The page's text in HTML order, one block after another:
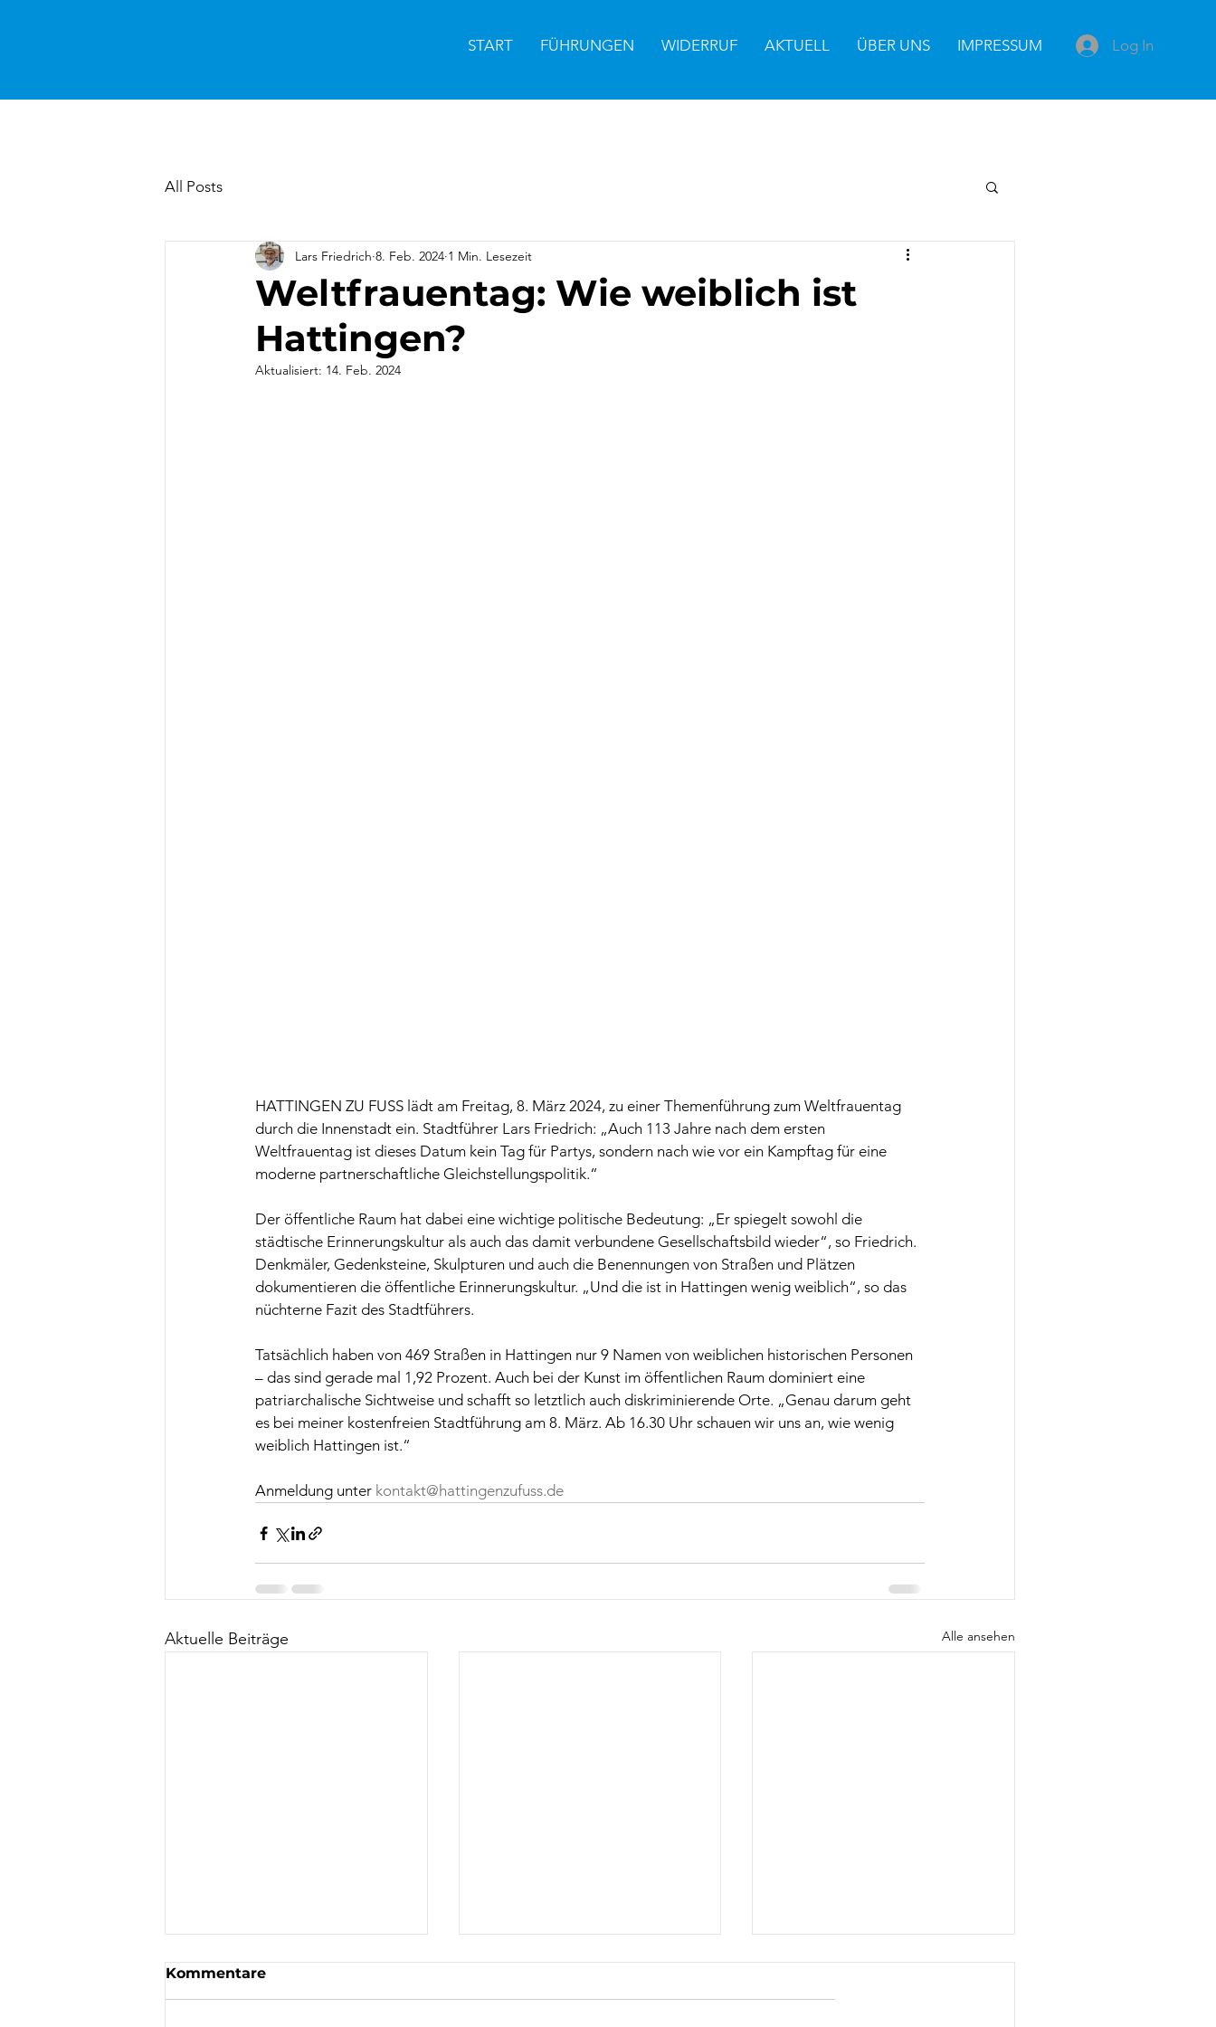
START FÜHRUNGEN WIDERRUF AKTUELL ÜBER UNS IMPRESSUM Log In
All Posts
Weltfrauentag: Wie weiblich ist
Hattingen?
Lars Friedrich 8. Feb. 2024 1 Min. Lesezeit
Aktualisiert: 14. Feb. 2024
HATTINGEN ZU FUSS lädt am Freitag, 8. März 2024, zu einer Themenführung zum Weltfrauentag
durch die Innenstadt ein. Stadtführer Lars Friedrich: „Auch 113 Jahre nach dem ersten
Weltfrauentag ist dieses Datum kein Tag für Partys, sondern nach wie vor ein Kampftag für eine
moderne partnerschaftliche Gleichstellungspolitik.“
Der öffentliche Raum hat dabei eine wichtige politische Bedeutung: „Er spiegelt sowohl die
städtische Erinnerungskultur als auch das damit verbundene Gesellschaftsbild wieder“, so Friedrich.
Denkmäler, Gedenksteine, Skulpturen und auch die Benennungen von Straßen und Plätzen
dokumentieren die öffentliche Erinnerungskultur. „Und die ist in Hattingen wenig weiblich“, so das
nüchterne Fazit des Stadtführers.
Tatsächlich haben von 469 Straßen in Hattingen nur 9 Namen von weiblichen historischen Personen
– das sind gerade mal 1,92 Prozent. Auch bei der Kunst im öffentlichen Raum dominiert eine
patriarchalische Sichtweise und schafft so letztlich auch diskriminierende Orte. „Genau darum geht
es bei meiner kostenfreien Stadtführung am 8. März. Ab 16.30 Uhr schauen wir uns an, wie wenig
weiblich Hattingen ist.“
Anmeldung unter kontakt@hattingenzufuss.de
Aktuelle Beiträge Alle ansehen
Kommentare